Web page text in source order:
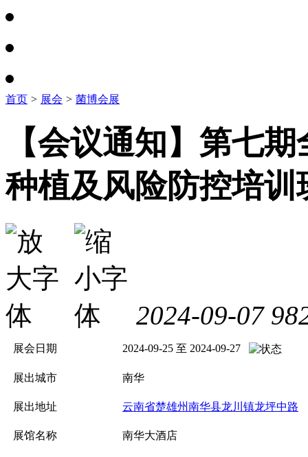
首页 > 展会 > 菌博会展
【会议通知】第七
种植及风险防控培训
2024-09-07
展会日期 2024-09-25 至 2024-09-27
展出城市 南华
展出地址 云南省楚雄州南华县龙川镇龙坪中路
展馆名称 南华大酒店